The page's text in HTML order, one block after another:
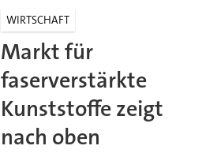
WIRTSCHAFT
Markt für
faserverstärkte
Kunststoffe zeigt
nach oben